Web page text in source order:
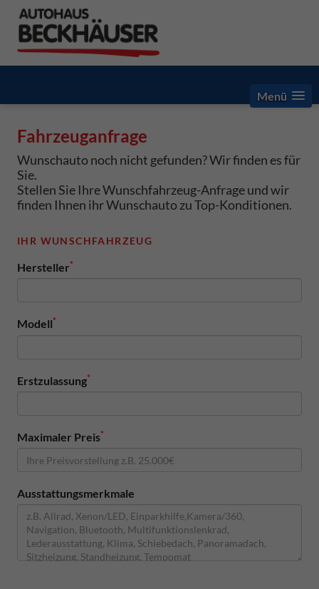
Menü
Fahrzeuganfrage
Wunschauto noch nicht gefunden? Wir finden es für
Sie.
Stellen Sie Ihre Wunschfahrzeug-Anfrage und wir
finden Ihnen ihr Wunschauto zu Top-Konditionen.
IHR WUNSCHFAHRZEUG
Hersteller*
Modell*
Erstzulassung*
Maximaler Preis*
Ausstattungsmerkmale